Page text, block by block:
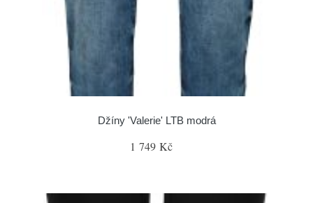
Džíny 'Valerie' LTB modrá
1 749 Kč